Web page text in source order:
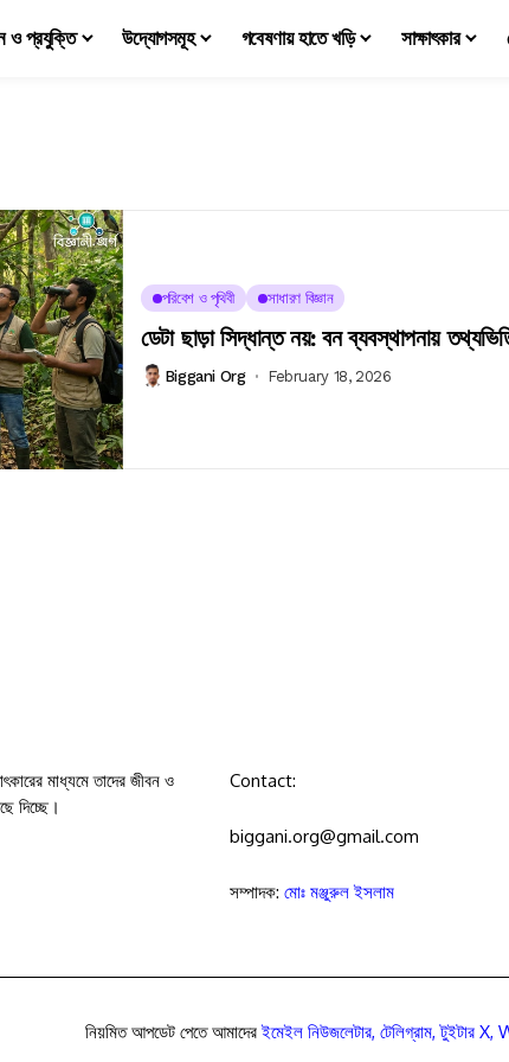
ও প্রযুক্তি উদ্যোগসমূহ গবেষণায় হাতে খড়ি সাক্ষাৎকার
পরিবেশ ও পৃথিবী সাধারণ বিজ্ঞান
ডেটা ছাড়া সিদ্ধান্ত নয়: বন ব্যবস্থাপনায়
Biggani Org February 18, 2026
মাধ্যমে তাদের জীবন ও
দিচ্ছে।
Contact:
biggani.org@gmail.com
সম্পাদক: মোঃ মঞ্জুরুল ইসলাম
নিয়মিত আপডেট পেতে আমাদেরইমেইল নিউজলেটার, টেলিগ্রাম,টুইটার X,